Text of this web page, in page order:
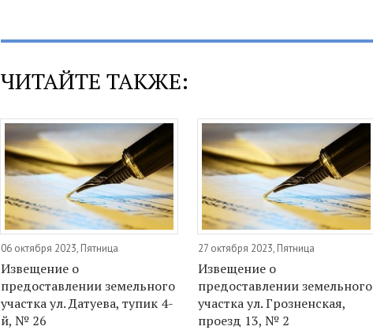
ЧИТАЙТЕ ТАКЖЕ:
06 октября 2023, Пятница
Извещение о
предоставлении земельного
участка ул. Датуева, тупик 4-
й, № 26
27 октября 2023, Пятница
Извещение о
предоставлении земельного
участка ул. Грозненская,
проезд 13, № 2